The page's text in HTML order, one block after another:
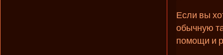
Если вы
обычную
помощи и